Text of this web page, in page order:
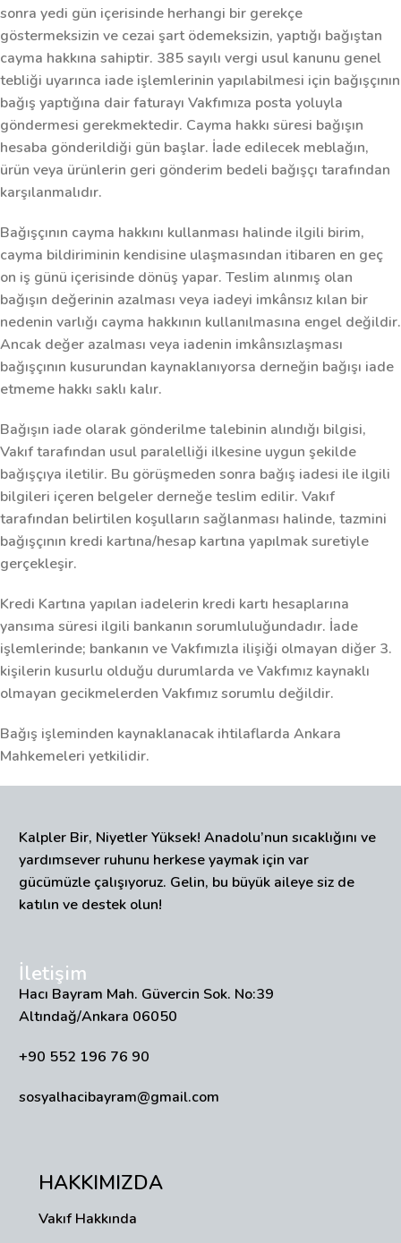
sonra yedi gün içerisinde herhangi bir gerekçe
göstermeksizin ve cezai şart ödemeksizin, yaptığı bağıştan
cayma hakkına sahiptir. 385 sayılı vergi usul kanunu genel
tebliği uyarınca iade işlemlerinin yapılabilmesi için bağışçının
bağış yaptığına dair faturayı Vakfımıza posta yoluyla
göndermesi gerekmektedir. Cayma hakkı süresi bağışın
hesaba gönderildiği gün başlar. İade edilecek meblağın,
ürün veya ürünlerin geri gönderim bedeli bağışçı tarafından
karşılanmalıdır.
Bağışçının cayma hakkını kullanması halinde ilgili birim,
cayma bildiriminin kendisine ulaşmasından itibaren en geç
on iş günü içerisinde dönüş yapar. Teslim alınmış olan
bağışın değerinin azalması veya iadeyi imkânsız kılan bir
nedenin varlığı cayma hakkının kullanılmasına engel değildir.
Ancak değer azalması veya iadenin imkânsızlaşması
bağışçının kusurundan kaynaklanıyorsa derneğin bağışı iade
etmeme hakkı saklı kalır.
Bağışın iade olarak gönderilme talebinin alındığı bilgisi,
Vakıf tarafından usul paralelliği ilkesine uygun şekilde
bağışçıya iletilir. Bu görüşmeden sonra bağış iadesi ile ilgili
bilgileri içeren belgeler derneğe teslim edilir. Vakıf
tarafından belirtilen koşulların sağlanması halinde, tazmini
bağışçının kredi kartına/hesap kartına yapılmak suretiyle
gerçekleşir.
Kredi Kartına yapılan iadelerin kredi kartı hesaplarına
yansıma süresi ilgili bankanın sorumluluğundadır. İade
işlemlerinde; bankanın ve Vakfımızla ilişiği olmayan diğer 3.
kişilerin kusurlu olduğu durumlarda ve Vakfımız kaynaklı
olmayan gecikmelerden Vakfımız sorumlu değildir.
Bağış işleminden kaynaklanacak ihtilaflarda Ankara
Mahkemeleri yetkilidir.
Kalpler Bir, Niyetler Yüksek! Anadolu’nun sıcaklığını ve
yardımsever ruhunu herkese yaymak için var
gücümüzle çalışıyoruz. Gelin, bu büyük aileye siz de
katılın ve destek olun!
İletişim
Hacı Bayram Mah. Güvercin Sok. No:39
Altındağ/Ankara 06050
+90 552 196 76 90
sosyalhacibayram@gmail.com
HAKKIMIZDA
Vakıf Hakkında